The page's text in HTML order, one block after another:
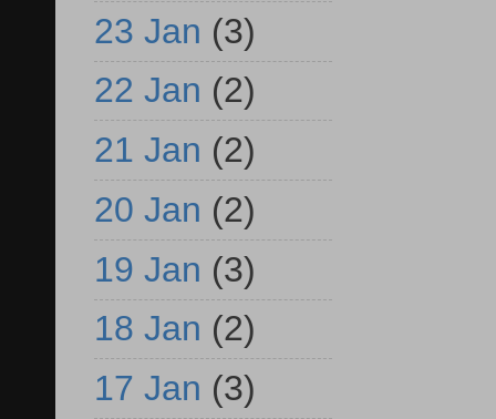
23 Jan (3)
22 Jan (2)
21 Jan (2)
20 Jan (2)
19 Jan (3)
18 Jan (2)
17 Jan (3)